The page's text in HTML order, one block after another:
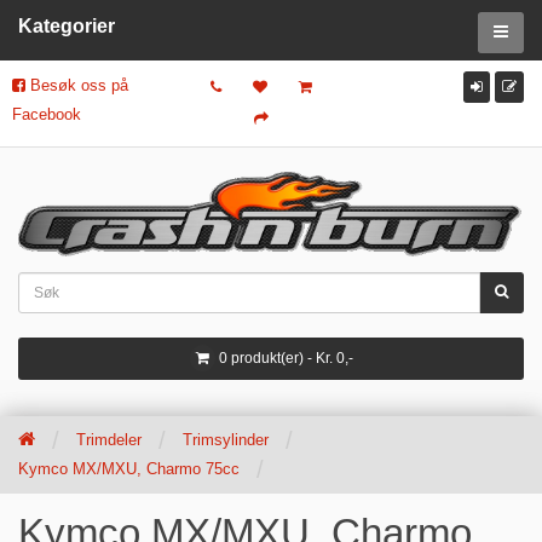
Besøk oss på
Facebook
0 produkt(er) - Kr. 0,-
Kategorier
Trimdeler
Trimsylinder
Kymco MX/MXU, Charmo 75cc
Kymco MX/MXU, Charmo